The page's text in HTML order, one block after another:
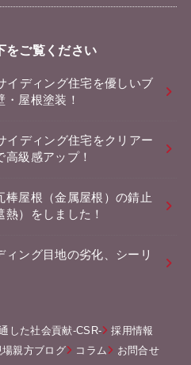
をご覧ください
イディング住宅を優しいブ
・屋根塗装！
イディング住宅をクリアー
高級感アップ！
棒屋根（金属屋根）の錆止
熱）をしました！
ィング目地の劣化、シーリ
した社会貢献-CSR-
採用情報
場親方ブログ コラム お問合せ